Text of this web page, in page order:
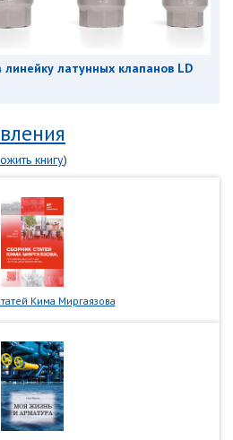
латунных клапанов LD
книгу)
Кима Миргаязова